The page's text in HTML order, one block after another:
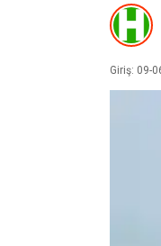
Giriş: 09-